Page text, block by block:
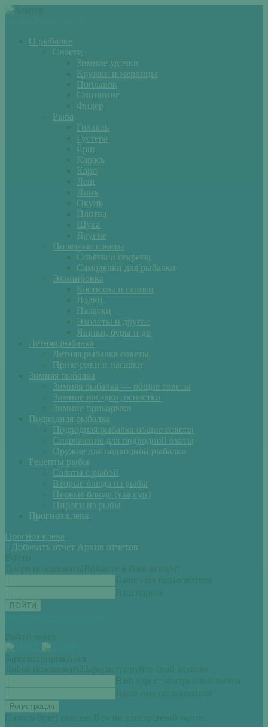
О рыбалке
Снасти
Зимние удочки
Кружки и жерлицы
Поплавок
Спиннинг
Фидер
Рыба
Голавль
Густера
Ёрш
Карась
Карп
Лещ
Линь
Окунь
Плотва
Щука
Другие
Полезные советы
Советы и секреты
Самоделки для рыбалки
Экипировка
Костюмы и сапоги
Лодки
Палатки
Эхолоты и другое
Ящики, буры и др
Летняя рыбалка
Летняя рыбалка советы
Прикормки и насадки
Зимняя рыбалка
Зимняя рыбалка — общие советы
Зимние насадки, оснастки
Зимние прикормки
Подводная рыбалка
Подводная рыбалка общие советы
Снаряжение для подводной охоты
Оружие для подводной рыбалки
Рецепты рыбы
Салаты с рыбой
Вторые блюда из рыбы
Первые блюда (уха,суп)
Пироги из рыбы
Прогноз клева
Прогноз клева
+ Добавить отчет Архив отчетов
Войти
Добро пожаловать! Войдите в Ваш аккаунт
Ваше имя пользователя
Ваш пароль
Войти через:
Зарегистрироваться
Добро пожаловать! Зарегистрируйте свой аккаунт
Ваш адрес электронной почты
Ваше имя пользователя
Пароль будет выслан Вам по электронной почте.